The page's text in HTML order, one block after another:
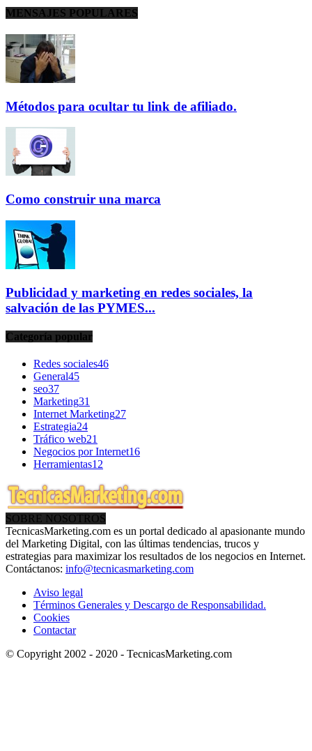
MENSAJES POPULARES
Métodos para ocultar tu link de afiliado.
Como construir una marca
Publicidad y marketing en redes sociales, la
salvación de las PYMES...
Categoría popular
Redes sociales46
General45
seo37
Marketing31
Internet Marketing27
Estrategia24
Tráfico web21
Negocios por Internet16
Herramientas12
SOBRE NOSOTROS
TecnicasMarketing.com es un portal dedicado al apasionante mundo
del Marketing Digital, con las últimas tendencias, trucos y
estrategias para maximizar los resultados de los negocios en Internet.
Contáctanos: info@tecnicasmarketing.com
Aviso legal
Términos Generales y Descargo de Responsabilidad.
Cookies
Contactar
© Copyright 2002 - 2020 - TecnicasMarketing.com